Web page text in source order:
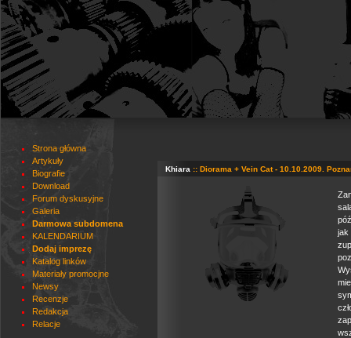
Strona główna
Artykuły
Biografie
Download
Forum dyskusyjne
Galeria
Darmowa subdomena
KALENDARIUM
Dodaj imprezę
Katalog linków
Materiały promocjne
Newsy
Recenzje
Redakcja
Relacje
Khiara :: Diorama + Vein Cat - 10.10.2009.
jak